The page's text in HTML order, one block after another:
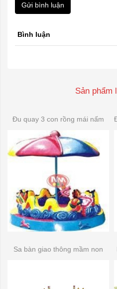
Gửi bình luận
Bình luận
Sản phẩm
Đu quay 3 con rồng mái nấm
Sa bàn giao thông mầm non